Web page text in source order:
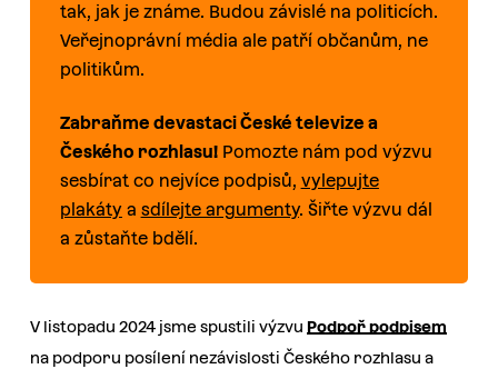
V listopadu 2024 jsme spustili výzvu Podpoř podpisem
na podporu posílení nezávislosti Českého rozhlasu a
tak, jak je známe. Budou závislé na politicích.
Veřejnoprávní média ale patří občanům, ne
politikům.
Zabraňme devastaci České televize a
Českého rozhlasu!Pomozte nám pod výzvu
sesbírat co nejvíce podpisů, vylepujte
plakátya sdílejte argumenty. Šiřte výzvu dál
a zůstaňte bdělí.